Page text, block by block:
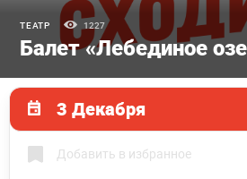
ТЕАТР 1227
Балет «Лебединое
3 Декабря
Добавить в избранное